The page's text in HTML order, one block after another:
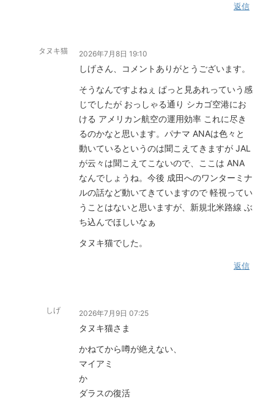
返信
タヌキ猫 2026年7月8日 19:10
しげさん、コメントありがとうございます。
そうなんですよねぇ ぱっと見あれっていう感
じでしたが おっしゃる通り シカゴ空港にお
ける アメリカン航空の運用効率 これに尽き
るのかなと思います。パナマ ANAは色々と
動いているというのは聞こえてきますが JAL
が云々は聞こえてこないので、ここは ANA
なんでしょうね。今後 成田へのワンターミナ
ルの話など動いてきていますので 軽視ってい
うことはないと思いますが、新規北米路線 ぶ
ち込んでほしいなぁ
タヌキ猫でした。
返信
しげ 2026年7月9日 07:25
タヌキ猫さま
かねてから噂が絶えない、
マイアミ
か
ダラスの復活